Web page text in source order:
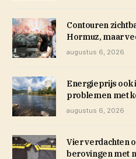
Contouren
Hormuz, maar
augustus 6, 2026
Energieprijs ook
problemen met
augustus 6, 2026
Vier verdachten
berovingen met